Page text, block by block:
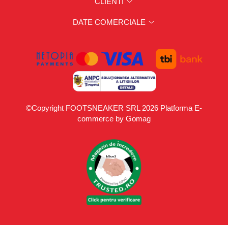
DATE COMERCIALE
©Copyright FOOTSNEAKER SRL 2026 Platforma E-
commerce by Gomag